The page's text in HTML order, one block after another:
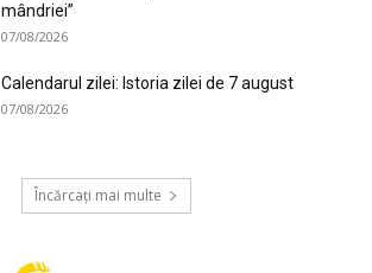
mândriei”
07/08/2026
Calendarul zilei: Istoria zilei de 7 august
07/08/2026
Încărcați mai multe